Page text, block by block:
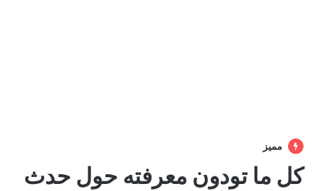
مميز
كل ما تودون معرفته حول حدث